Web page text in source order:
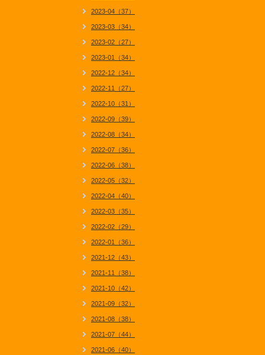
2023-04（37）
2023-03（34）
2023-02（27）
2023-01（34）
2022-12（34）
2022-11（27）
2022-10（31）
2022-09（39）
2022-08（34）
2022-07（36）
2022-06（38）
2022-05（32）
2022-04（40）
2022-03（35）
2022-02（29）
2022-01（36）
2021-12（43）
2021-11（38）
2021-10（42）
2021-09（32）
2021-08（38）
2021-07（44）
2021-06（40）